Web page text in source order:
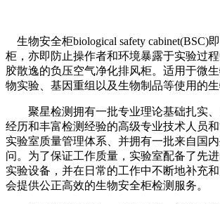
生物安全柜biological safety cabinet(BSC)
柜，亦即防止操作者和环境暴露于实验过
胶散逸的负压空气净化排风柜。适用于微
物实验、基因重组以及生物制品等使用的生
聚星检测拥有一批专业理论基础扎实、
经历和丰富检测经验的高级专业技术人员
实验室质量管理体系、并拥有一批来自国
问。为了保证工作质量，实验室配备了先
实验设备，并在日常的工作中不断地补充
会提供公正高效的生物安全柜检测服务。